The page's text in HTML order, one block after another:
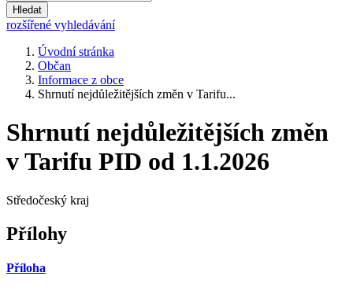
Hledat
rozšířené vyhledávání
Úvodní stránka
Občan
Informace z obce
Shrnutí nejdůležitějších změn v Tarifu...
Shrnutí nejdůležitějších změn
v Tarifu PID od 1.1.2026
Středočeský kraj
Přílohy
Příloha